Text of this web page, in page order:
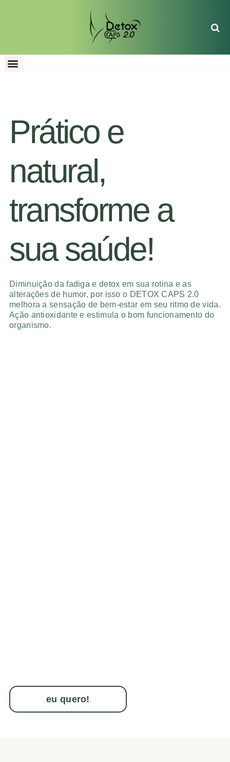
Prático e
natural,
transforme a
sua saúde!
Diminuição da fadiga e detox em sua rotina e as
alterações de humor, por isso o DETOX CAPS 2.0
melhora a sensação de bem-estar em seu ritmo de vida.
Ação antioxidante e estimula o bom funcionamento do
organismo.
eu quero!